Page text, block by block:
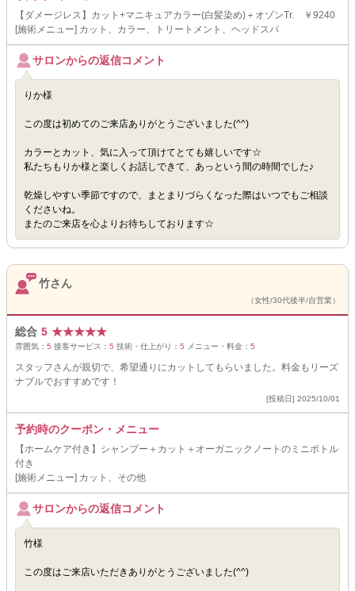
【ダメージレス】カット+マニキュアカラー(白髪染め)＋オゾンTr. ￥9240
[施術メニュー] カット、カラー、トリートメント、ヘッドスパ
サロンからの返信コメント
りか様
この度は初めてのご来店ありがとうございました(^^)
カラーとカット、気に入って頂けてとても嬉しいです☆
私たちもりか様と楽しくお話しできて、あっという間の時間でした♪
乾燥しやすい季節ですので、まとまりづらくなった際はいつでもご相談
くださいね。
またのご来店を心よりお待ちしております☆
竹さん
（女性/30代後半/自営業）
総合 5 ★★★★★
雰囲気： 5 接客サービス： 5 技術・仕上がり： 5 メニュー・料金： 5
スタッフさんが親切で、希望通りにカットしてもらいました。料金もリーズ
ナブルでおすすめです！
[投稿日] 2025/10/01
予約時のクーポン・メニュー
【ホームケア付き】シャンプー＋カット＋オーガニックノートのミニボトル
付き
[施術メニュー] カット、その他
サロンからの返信コメント
竹様
この度はご来店いただきありがとうございました(^^)